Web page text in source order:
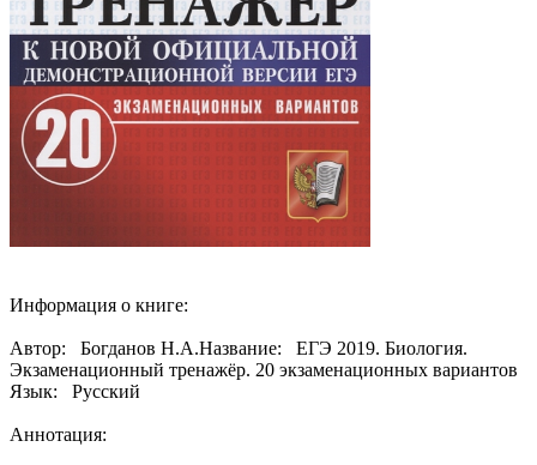
Информация о книге:
Автор: Богданов Н.А.Название: ЕГЭ 2019. Биология.
Экзаменационный тренажёр. 20 экзаменационных вариантов
Язык: Русский
Аннотация: